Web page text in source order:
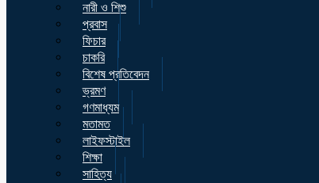
নারী ও শিশু
প্রবাস
ফিচার
চাকরি
বিশেষ প্রতিবেদন
ভ্রমণ
গণমাধ্যম
মতামত
লাইফস্টাইল
শিক্ষা
সাহিত্য